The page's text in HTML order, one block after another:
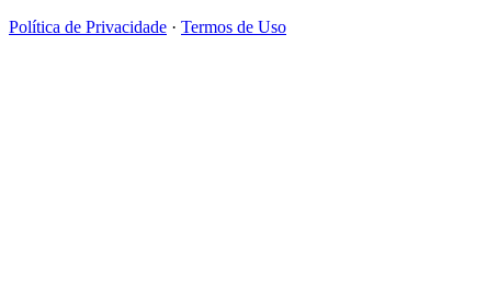
Política de Privacidade · Termos de Uso